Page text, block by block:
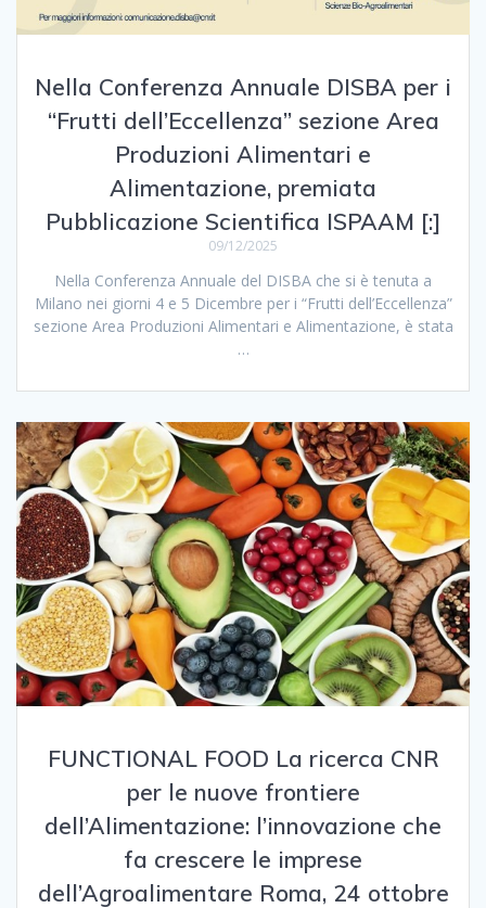
Nella Conferenza Annuale DISBA per i
“Frutti dell’Eccellenza” sezione Area
Produzioni Alimentari e
Alimentazione, premiata
Pubblicazione Scientifica ISPAAM [:]
09/12/2025
Nella Conferenza Annuale del DISBA che si è tenuta a
Milano nei giorni 4 e 5 Dicembre per i “Frutti dell’Eccellenza”
sezione Area Produzioni Alimentari e Alimentazione, è stata
…
FUNCTIONAL FOOD La ricerca CNR
per le nuove frontiere
dell’Alimentazione: l’innovazione che
fa crescere le imprese
dell’Agroalimentare Roma, 24 ottobre